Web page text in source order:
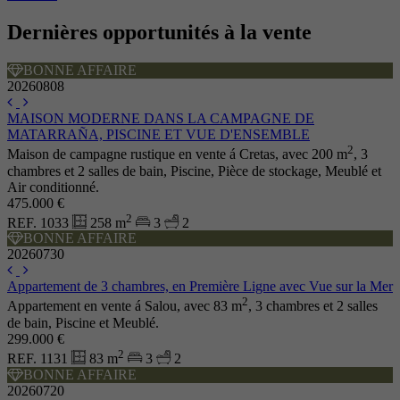
Dernières opportunités à la vente
BONNE AFFAIRE
20260808
MAISON MODERNE DANS LA CAMPAGNE DE
MATARRAÑA, PISCINE ET VUE D'ENSEMBLE
Maison de campagne rustique en vente á Cretas, avec 200 m2, 3
chambres et 2 salles de bain, Piscine, Pièce de stockage, Meublé et
Air conditionné.
475.000 €
REF. 1033
258 m2 3
2
BONNE AFFAIRE
20260730
Appartement de 3 chambres, en Première Ligne avec Vue sur la Mer
Appartement en vente á Salou, avec 83 m2, 3 chambres et 2 salles
de bain, Piscine et Meublé.
299.000 €
REF. 1131
83 m2 3
2
BONNE AFFAIRE
20260720